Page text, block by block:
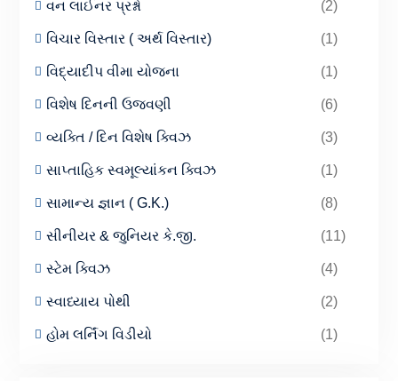
વન લાઈનર પ્રશ્નો (2)
વિચાર વિસ્તાર ( અર્થ વિસ્તાર) (1)
વિદ્યાદીપ વીમા યોજના (1)
વિશેષ દિનની ઉજવણી (6)
વ્યક્તિ / દિન વિશેષ ક્વિઝ (3)
સાપ્તાહિક સ્વમૂલ્યાંકન ક્વિઝ (1)
સામાન્ય જ્ઞાન ( G.K.) (8)
સીનીયર & જુનિયર કે.જી. (11)
સ્ટેમ ક્વિઝ (4)
સ્વાધ્યાય પોથી (2)
હોમ લર્નિંગ વિડીયો (1)